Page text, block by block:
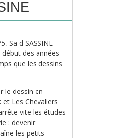
Saïd SASSINE
des années
que les dessins
le dessin en
Les Chevaliers
vite les études
: devenir
les petits